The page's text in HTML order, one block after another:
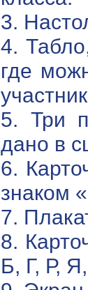
3.
4.
где
5. Три
дано в
6.
знаком
7.
8.
Б, Г, Р,